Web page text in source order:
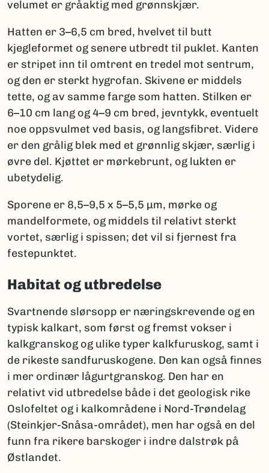
velumet er gråaktig med grønnskjær.
Hatten er 3–6,5 cm bred, hvelvet til butt
kjegleformet og senere utbredt til puklet. Kanten
er stripet inn til omtrent en tredel mot sentrum,
og den er sterkt hygrofan. Skivene er middels
tette, og av samme farge som hatten. Stilken er
6–10 cm lang og 4–9 cm bred, jevntykk, eventuelt
noe oppsvulmet ved basis, og langsfibret. Videre
er den grålig blek med et grønnlig skjær, særlig i
øvre del. Kjøttet er mørkebrunt, og lukten er
ubetydelig.
Sporene er 8,5–9,5 x 5–5,5 µm, mørke og
mandelformete, og middels til relativt sterkt
vortet, særlig i spissen; det vil si fjernest fra
festepunktet.
Habitat og utbredelse
Svartnende slørsopp er næringskrevende og en
typisk kalkart, som først og fremst vokser i
kalkgranskog og ulike typer kalkfuruskog, samt i
de rikeste sandfuruskogene. Den kan også finnes
i mer ordinær lågurtgranskog. Den har en
relativt vid utbredelse både i det geologisk rike
Oslofeltet og i kalkområdene i Nord-Trøndelag
(Steinkjer-Snåsa-området), men har også en del
funn fra rikere barskoger i indre dalstrøk på
Østlandet.